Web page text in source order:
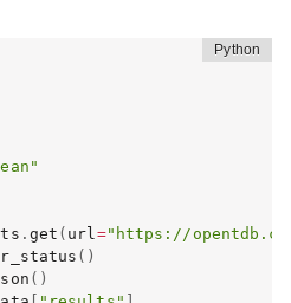
. get ( url="https://
( )
( )